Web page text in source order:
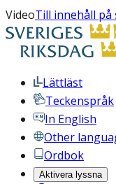
VideoTill innehåll på
Lättläst
Teckenspråk
In English
Other
Ordbok
Aktivera lyssna